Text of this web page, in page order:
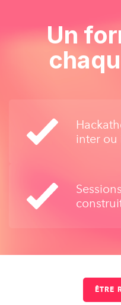
de
Un
inter ou
ÊTRE